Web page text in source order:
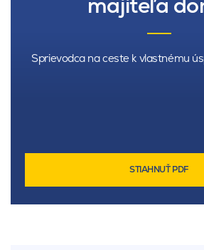
Sprievodca na ceste k vlastnému
STIAHNUŤ PDF